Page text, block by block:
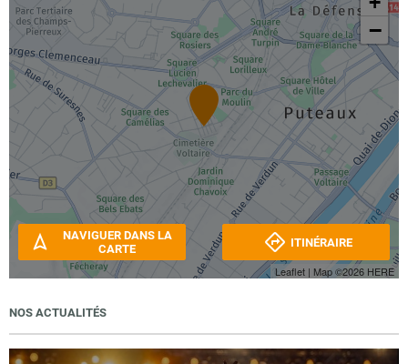
−
Leaflet | Map ©2026 HERE
NAVIGUER DANS LA
CARTE
ITINÉRAIRE
NOS ACTUALITÉS